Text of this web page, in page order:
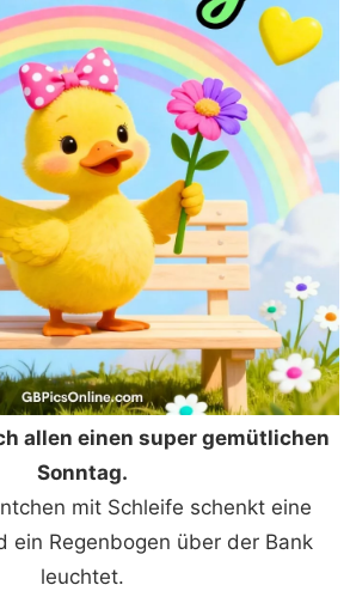
allen einen super gemütlichen
Sonntag.
mit Schleife schenkt eine
ein Regenbogen über der Bank
leuchtet.